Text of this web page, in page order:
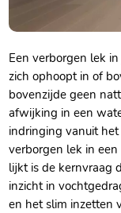
Een verborgen lek
zich ophoopt in of
bovenzijde geen
afwijking in een
indringing vanuit
verborgen lek in
lijkt is de kernvraag
inzicht in
en het slim inzetten